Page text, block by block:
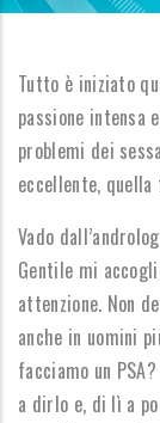
Tutto è iniziato
passione intensa
problemi dei
eccellente,
Vado
Gentile mi
attenzione. Non
anche in uomini
facciamo un
a dirlo e, di lì a